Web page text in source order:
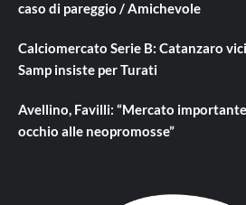
caso di pareggio / Amichevole
Calciomercato Serie B: Catanzaro
Samp insiste per Turati
Avellino, Favilli: “Mercato
occhio alle neopromosse”